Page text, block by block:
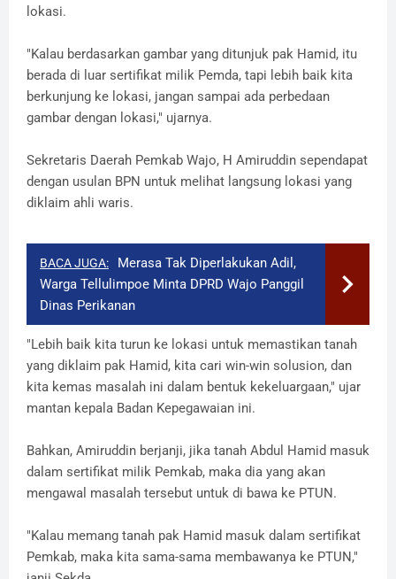
lokasi.
"Kalau berdasarkan gambar yang ditunjuk pak Hamid, itu
berada di luar sertifikat milik Pemda, tapi lebih baik kita
berkunjung ke lokasi, jangan sampai ada perbedaan
gambar dengan lokasi," ujarnya.
Sekretaris Daerah Pemkab Wajo, H Amiruddin sependapat
dengan usulan BPN untuk melihat langsung lokasi yang
diklaim ahli waris.
BACA JUGA:
Merasa Tak Diperlakukan Adil,
Warga Tellulimpoe Minta DPRD Wajo Panggil
Dinas Perikanan
"Lebih baik kita turun ke lokasi untuk memastikan tanah
yang diklaim pak Hamid, kita cari win-win solusion, dan
kita kemas masalah ini dalam bentuk kekeluargaan," ujar
mantan kepala Badan Kepegawaian ini.
Bahkan, Amiruddin berjanji, jika tanah Abdul Hamid masuk
dalam sertifikat milik Pemkab, maka dia yang akan
mengawal masalah tersebut untuk di bawa ke PTUN.
"Kalau memang tanah pak Hamid masuk dalam sertifikat
Pemkab, maka kita sama-sama membawanya ke PTUN,"